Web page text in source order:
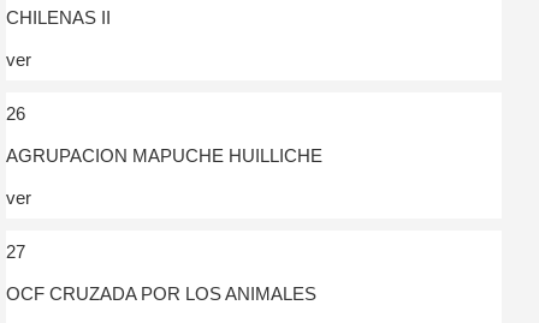
CHILENAS II
ver
26
AGRUPACION MAPUCHE HUILLICHE
ver
27
OCF CRUZADA POR LOS ANIMALES